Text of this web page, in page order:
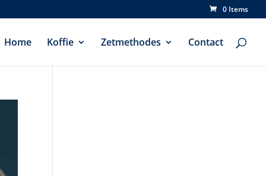
0 Items
Home Koffie Zetmethodes Contact